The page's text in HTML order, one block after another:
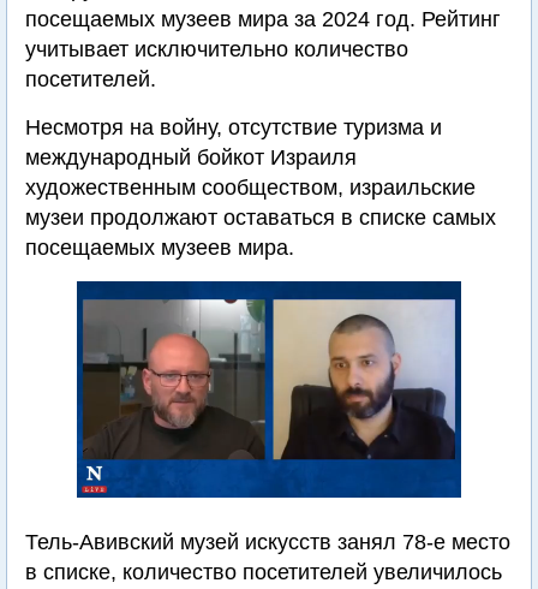
посещаемых музеев мира за 2024 год. Рейтинг
учитывает исключительно количество
посетителей.
Несмотря на войну, отсутствие туризма и
международный бойкот Израиля
художественным сообществом, израильские
музеи продолжают оставаться в списке самых
посещаемых музеев мира.
Тель-Авивский музей искусств занял 78-е место
в списке, количество посетителей увеличилось